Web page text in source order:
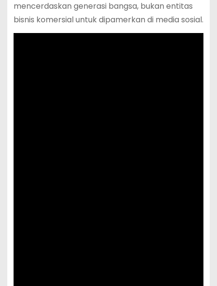
mencerdaskan generasi bangsa, bukan entitas
bisnis komersial untuk dipamerkan di media sosial.